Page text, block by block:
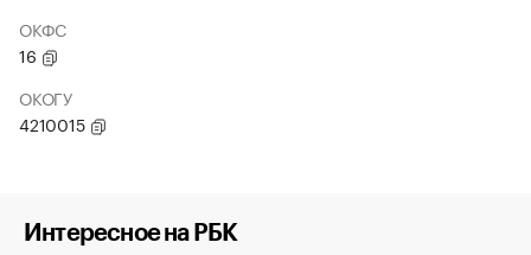
ОКФС
16
ОКОГУ
4210015
Интересное на РБК